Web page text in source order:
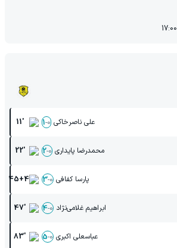
17:00
11' 0
-
1 علی ناصرخاکی
22' 0
-
2 محمدرضا پایداری
45+4' 0
-
3 پارسا کفافی
47' 0
-
4 ابراهیم غلامی‌نژاد
83' 0
-
5 عباسعلی اکبری